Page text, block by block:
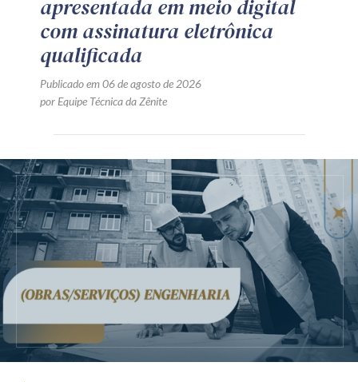
apresentada em meio digital
com assinatura eletrônica
qualificada
Publicado em 06 de agosto de 2026
por Equipe Técnica da Zênite